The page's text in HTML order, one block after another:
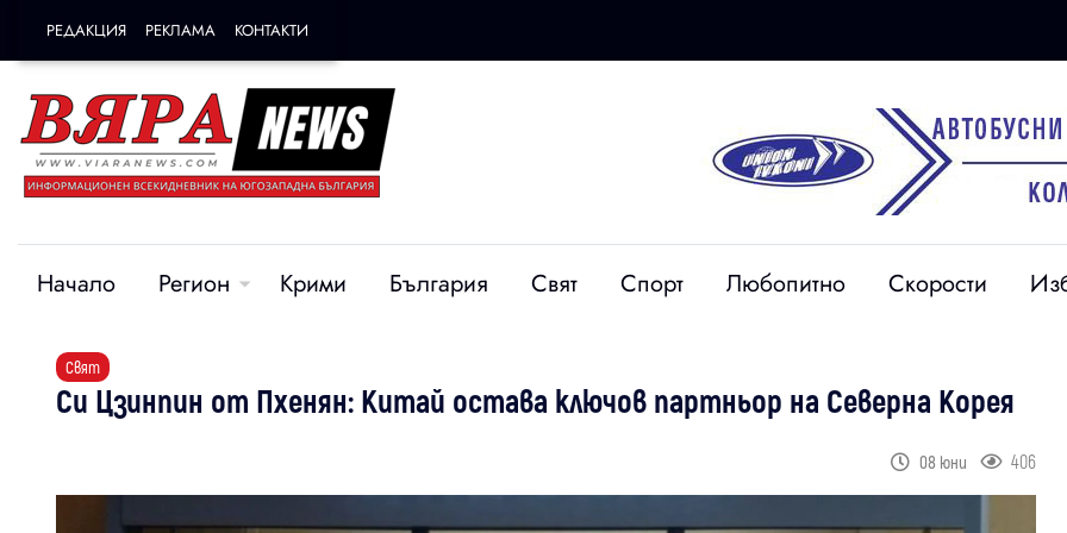
РЕДАКЦИЯ РЕКЛАМА КОНТАКТИ
Начало Регион Крими България Свят Спорт Любопитно Скорости
Свят
Си Цзинпин от Пхенян: Китай остава ключов партньор на Северна Корея
08 юни 406